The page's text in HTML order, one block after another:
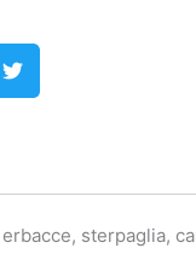
sterpaglia,